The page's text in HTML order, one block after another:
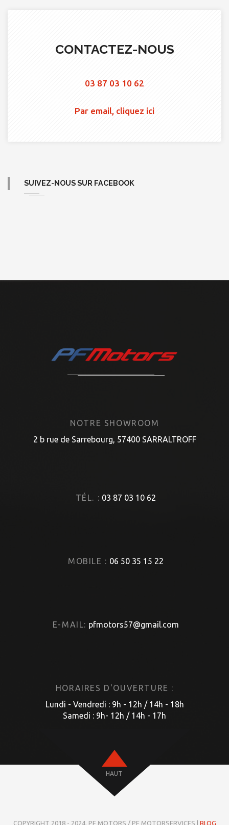
CONTACTEZ-NOUS
03 87 03 10 62
Par email, cliquez ici
SUIVEZ-NOUS SUR FACEBOOK
NOTRE SHOWROOM
2 b rue de Sarrebourg, 57400 SARRALTROFF
TÉL. : 03 87 03 10 62
MOBILE : 06 50 35 15 22
E-MAIL: pfmotors57@gmail.com
HORAIRES D'OUVERTURE :
Lundi - Vendredi : 9h - 12h / 14h - 18h
Samedi : 9h- 12h / 14h - 17h
HAUT
COPYRIGHT 2018 - 2024. PF MOTORS / PF MOTORSERVICES | BLOG